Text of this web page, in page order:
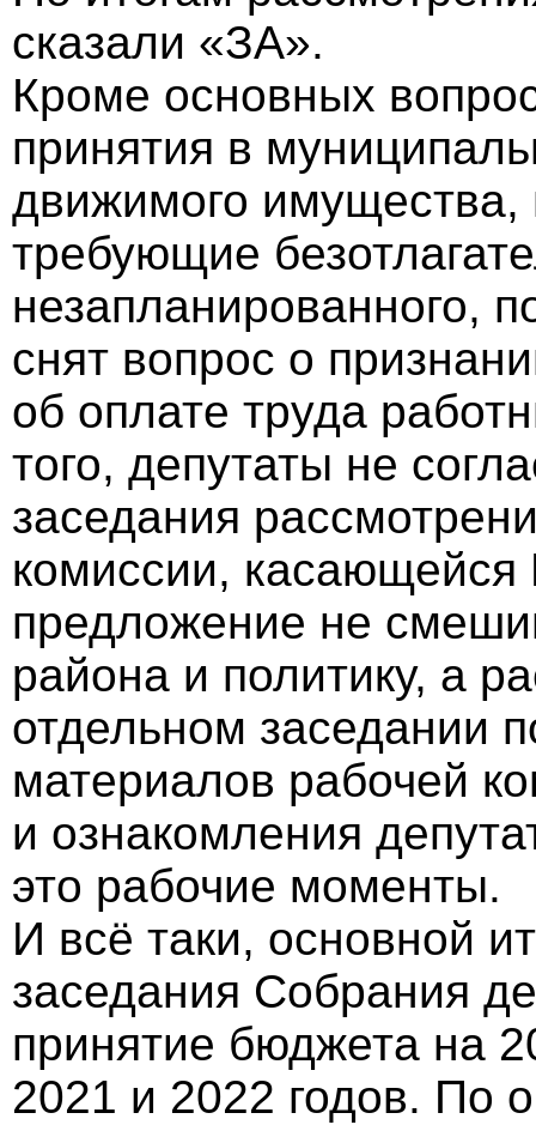
сказали «ЗА».
Кроме основных
принятия в
движимого
требующие
незапланированного,
снят вопрос о
об оплате труда
того, депутаты не
заседания
комиссии,
предложение не
района и политику, а
отдельном заседании
материалов рабочей
и ознакомления
это рабочие моменты.
И всё таки, основной
заседания Собрания
принятие бюджета на
2021 и 2022 годов. По